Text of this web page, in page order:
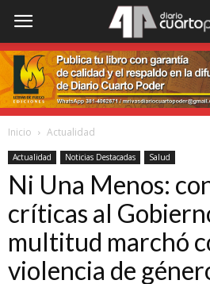
Inicio Actualidad
Actualidad Noticias Destacadas Salud
Ni Una Menos:
críticas al
multitud marchó
violencia de